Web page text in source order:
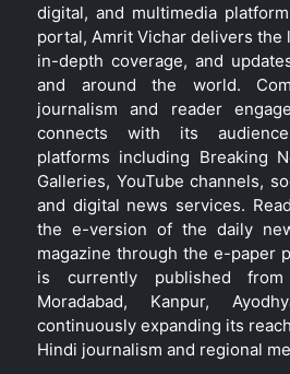
digital, and multimedia
portal, Amrit Vichar delivers the
in-depth coverage, and
and around the world.
journalism and reader
connects with its
platforms including Breaking
Galleries, YouTube channels,
and digital news services.
the e-version of the daily
magazine through the e-paper
is currently published from
Moradabad, Kanpur,
continuously expanding its
Hindi journalism and regional